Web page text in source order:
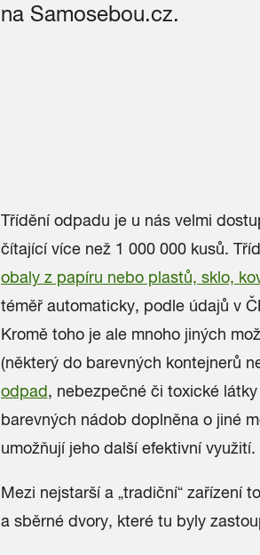
na Samosebou.cz.
Třídění odpadu je u nás velmi
čítající více než 1 000 000 kusů.
obaly z papíru nebo plastů, sklo,
téměř automaticky, podle údajů v
Kromě toho je ale mnoho jiných
(některý do barevných kontejnerů
odpad, nebezpečné či toxické
barevných nádob doplněna o jiné
umožňují jeho další efektivní využití.
Mezi nejstarší a „tradiční“ zařízení
a sběrné dvory, které tu byly